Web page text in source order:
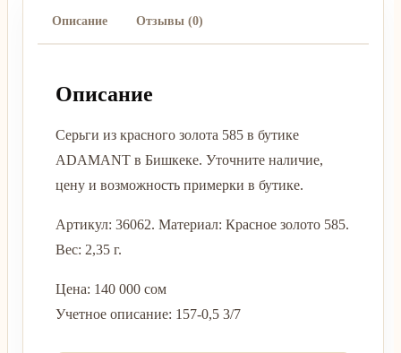
Описание Отзывы (0)
Описание
Серьги из красного золота 585 в бутике
ADAMANT в Бишкеке. Уточните наличие,
цену и возможность примерки в бутике.
Артикул: 36062. Материал: Красное золото 585.
Вес: 2,35 г.
Цена: 140 000 сом
Учетное описание: 157-0,5 3/7